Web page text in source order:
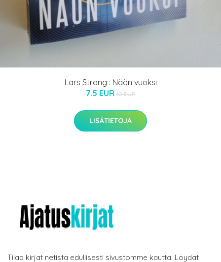
Lars Strang : Näön vuoksi
7.5 EUR 10 EUR
LISÄTIETOJA
Tilaa kirjat netistä edullisesti sivustomme kautta. Löydät